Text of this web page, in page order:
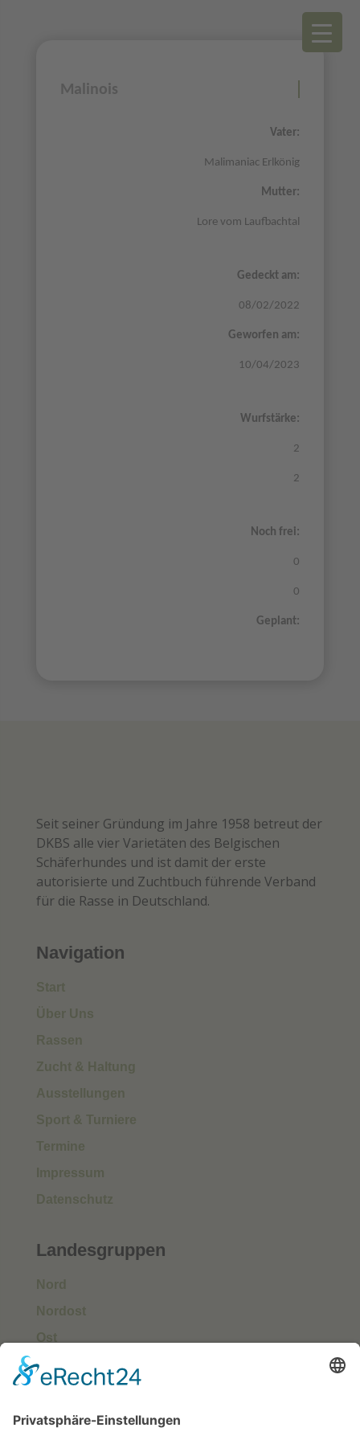
Malinois
Vater:
Malimaniac Erlkönig
Mutter:
Lore vom Laufbachtal
Gedeckt am:
08/02/2022
Geworfen am:
10/04/2023
Wurfstärke:
2
2
Noch frei:
0
0
Geplant:
Seit seiner Gründung im Jahre 1958 betreut der
DKBS alle vier Varietäten des Belgischen
Schäferhundes und ist damit der erste
autorisierte und Zuchtbuch führende Verband
für die Rasse in Deutschland.
Navigation
Start
Über Uns
Rassen
Zucht & Haltung
Ausstellungen
Sport & Turniere
Termine
Impressum
Datenschutz
Landesgruppen
Nord
Nordost
Ost
Süd
West